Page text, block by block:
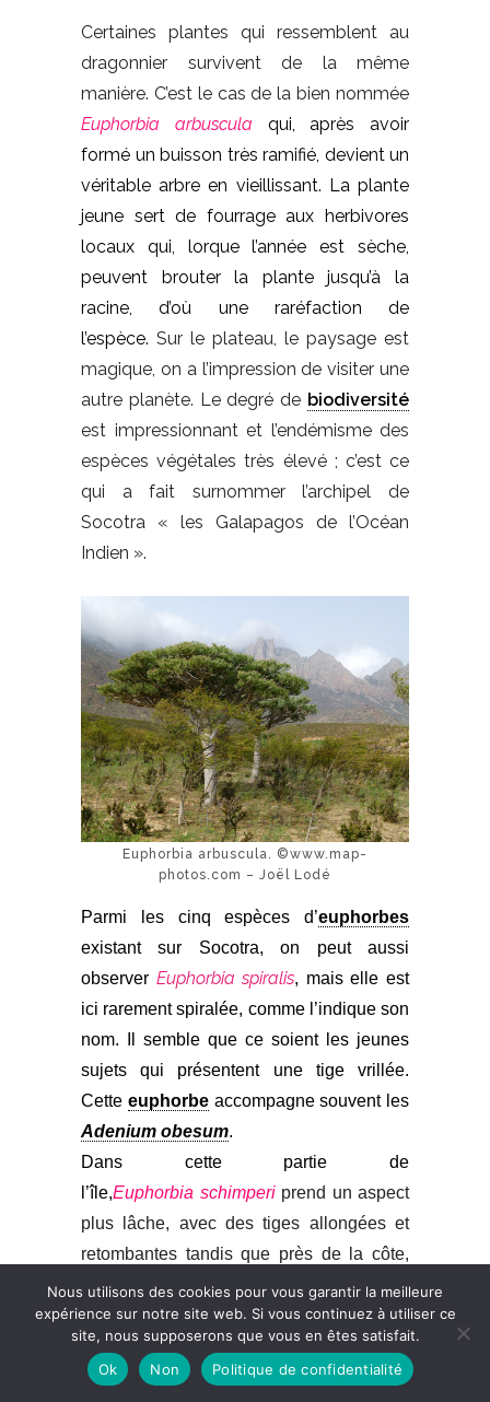
Certaines plantes qui ressemblent au
dragonnier survivent de la même
manière. C’est le cas de la bien nommée
Euphorbia arbuscula
qui, après avoir
formé un buisson très ramifié, devient un
véritable arbre en vieillissant. La plante
jeune sert de fourrage aux herbivores
locaux qui, lorque l’année est sèche,
peuvent brouter la plante jusqu’à la
racine, d’où une raréfaction de
l’espèce. Sur le plateau, le paysage est
magique, on a l’impression de visiter une
autre planète. Le degré de biodiversité
est impressionnant et l’endémisme des
espèces végétales très élevé ; c’est ce
qui a fait surnommer l’archipel de
Socotra « les Galapagos de l’Océan
Indien ».
Euphorbia arbuscula. ©www.map-
photos.com – Joël Lodé
Parmi les cinq espèces d’euphorbes
existant sur Socotra, on peut aussi
observer Euphorbia spiralis, mais elle est
ici rarement spiralée, comme l’indique son
nom. Il semble que ce soient les jeunes
sujets qui présentent une tige vrillée.
Cette euphorbeaccompagne souvent les
Adenium obesum.
Dans cette partie de
l’île,Euphorbia schimperiprend un aspect
plus lâche, avec des tiges allongées et
retombantes tandis que près de la côte,
elle forme des petits buissons compacts.
Cette espèce buissonnante et non
épineuse se pare de nombreuses fleurs
jaunes.
Nous utilisons des cookies pour vous garantir la meilleure
expérience sur notre site web. Si vous continuez à utiliser ce
site, nous supposerons que vous en êtes satisfait.
Ok
Non Politique de confidentialité